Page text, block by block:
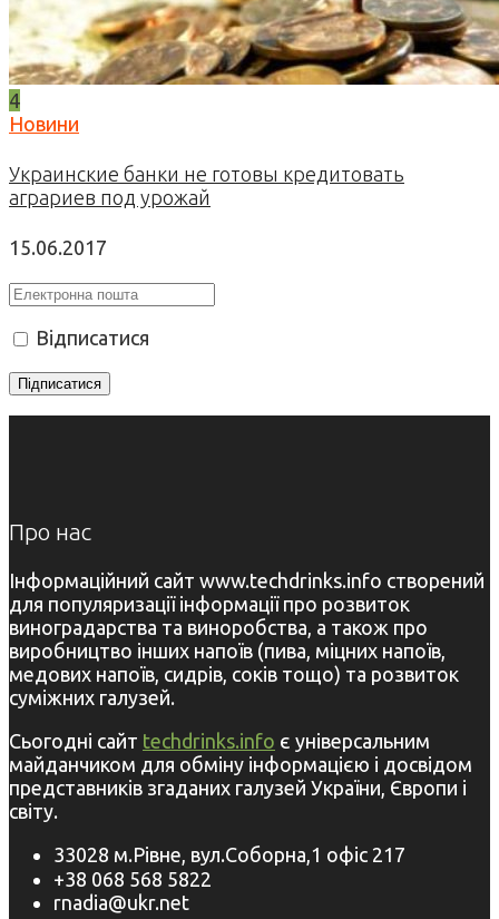
4
Новини
Украинские банки не готовы кредитовать
аграриев под урожай
15.06.2017
Відписатися
Про нас
Інформаційний сайт www.techdrinks.info створений
для популяризації інформації про розвиток
виноградарства та виноробства, а також про
виробництво інших напоїв (пива, міцних напоїв,
медових напоїв, сидрів, соків тощо) та розвиток
суміжних галузей.
Сьогодні сайт techdrinks.info є універсальним
майданчиком для обміну інформацією і досвідом
представників згаданих галузей України, Європи і
світу.
33028 м.Рівне, вул.Соборна,1 офіс 217
+38 068 568 5822
rnadia@ukr.net